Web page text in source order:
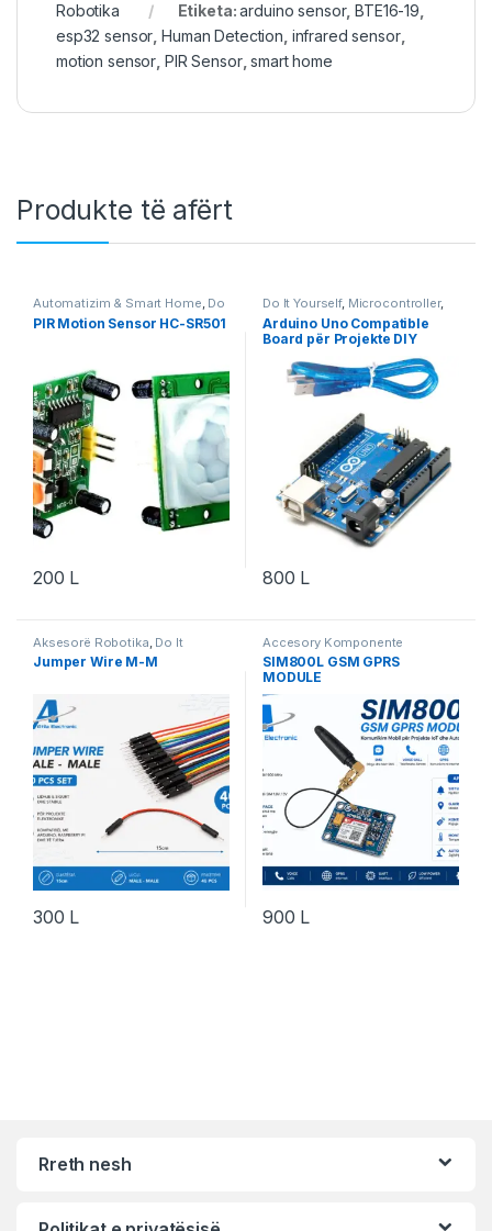
Robotika
Etiketa:arduino sensor,BTE16-19
esp32 sensor ,Human Detection infrared sensor,
motion sensor PIR Sensor,smart home
Produkte të afërt
Automatizim & Smart Home, Do
It Yourself Projekte & Starter Kit,
Robotika
PIR Motion Sensor HC-SR501
200 L
Do It Yourself, Microcontroller,
Projekte & Starter Kit Robotika
Arduino Uno Compatible
Board për Projekte DIY
800 L
Aksesorë Robotika Do It
Yourself Projekte & Starter Kit
Robotika
Jumper Wire M-M
300 L
Accesory Komponente
Elektronik Do It Yourself
Komponente Elektronik
Komunikim & IoT
SIM800L GSM GPRS
MODULE
900 L
Rreth nesh